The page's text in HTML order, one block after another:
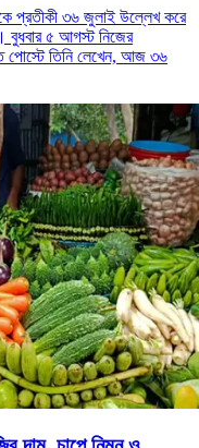
প্রতীকী ৩৬ জুলাই উল্লেখ করে
বুধবার ৫ আগস্ট নিজের
পোস্টে তিনি লেখেন, আজ ৩৬